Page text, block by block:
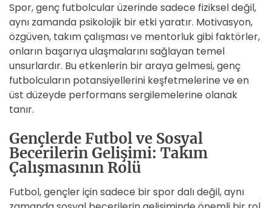
Spor, genç futbolcular üzerinde sadece fiziksel değil,
aynı zamanda psikolojik bir etki yaratır. Motivasyon,
özgüven, takım çalışması ve mentorluk gibi faktörler,
onların başarıya ulaşmalarını sağlayan temel
unsurlardır. Bu etkenlerin bir araya gelmesi, genç
futbolcuların potansiyellerini keşfetmelerine ve en
üst düzeyde performans sergilemelerine olanak
tanır.
Gençlerde Futbol ve Sosyal
Becerilerin Gelişimi: Takım
Çalışmasının Rolü
Futbol, gençler için sadece bir spor dalı değil, aynı